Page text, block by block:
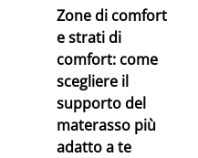
Zone di comfort
e strati di
comfort: come
scegliere il
supporto del
materasso più
adatto a te